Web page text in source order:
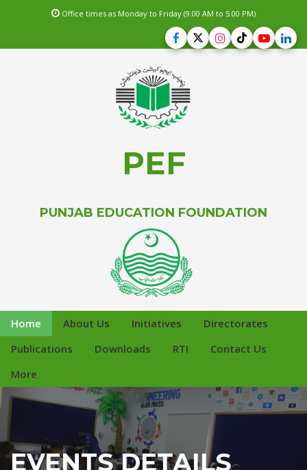
Office times as Monday to Friday (9.00 AM to 5.00 PM)
PEF
PUNJAB EDUCATION FOUNDATION
Home About Us Initiatives
Directorates
Publications
Downloads RTI
Contact Us
More
EVENTS DETAILS